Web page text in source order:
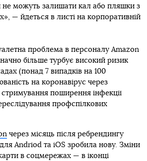
можуть залишати кал або пляшки з
— йдеться в листі на корпоративній
проблема в персоналу Amazon
більше турбує високий ризик
(понад 7 випадків на 100
на коронавірус через
стримування поширення інфекції
профспілкових
через місяць після ребрендингу
Andriod та iOS зробила нову. Зміни
в соцмережах — в іконці